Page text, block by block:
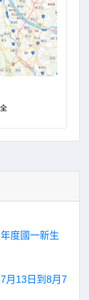
度國一新生
月13日到8月7